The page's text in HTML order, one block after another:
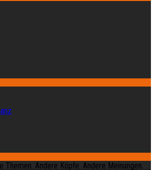
Themen. Andere Köpfe. Andere Meinungen.